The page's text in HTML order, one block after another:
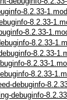
8.2.33-
8.2.33-
8.2.33-
8.2.33-
8.2.33-
8.2.33-
8.2.33-
debuginfo-
debuginfo-